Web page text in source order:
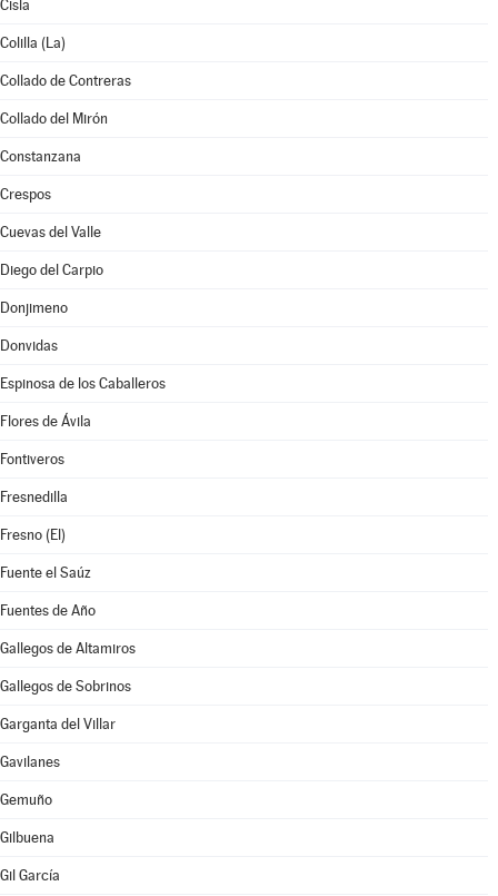
Cisla
Colilla (La)
Collado de Contreras
Collado del Mirón
Constanzana
Crespos
Cuevas del Valle
Diego del Carpio
Donjimeno
Donvidas
Espinosa de los Caballeros
Flores de Ávila
Fontiveros
Fresnedilla
Fresno (El)
Fuente el Saúz
Fuentes de Año
Gallegos de Altamiros
Gallegos de Sobrinos
Garganta del Villar
Gavilanes
Gemuño
Gilbuena
Gil García